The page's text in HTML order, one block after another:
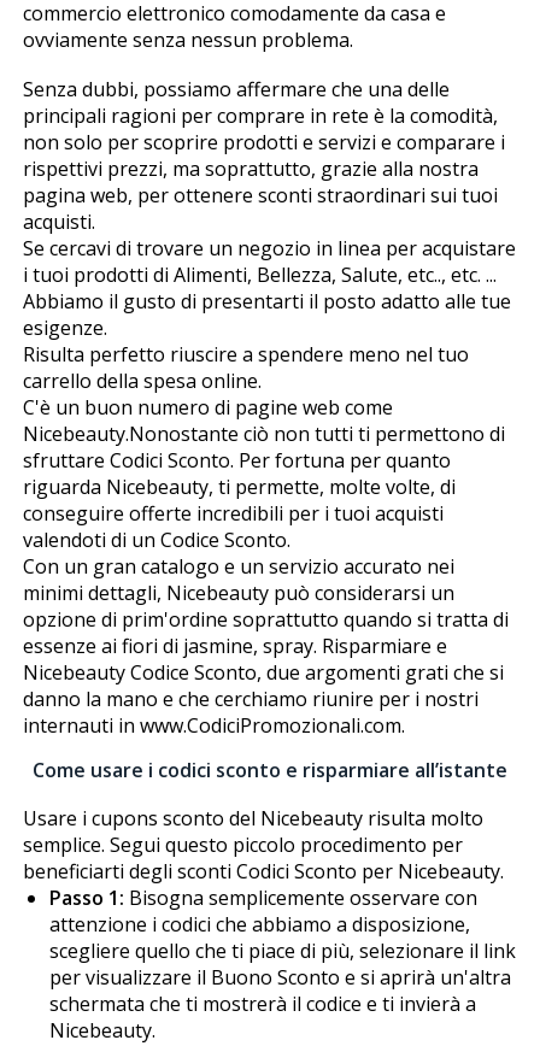
commercio elettronico comodamente da casa e
ovviamente senza nessun problema.
Senza dubbi, possiamo affermare che una delle
principali ragioni per comprare in rete è la comodità,
non solo per scoprire prodotti e servizi e comparare i
rispettivi prezzi, ma soprattutto, grazie alla nostra
pagina web, per ottenere sconti straordinari sui tuoi
acquisti.
Se cercavi di trovare un negozio in linea per acquistare
i tuoi prodotti di Alimenti, Bellezza, Salute, etc.., etc. ...
Abbiamo il gusto di presentarti il posto adatto alle tue
esigenze.
Risulta perfetto riuscire a spendere meno nel tuo
carrello della spesa online.
C'è un buon numero di pagine web come
Nicebeauty.Nonostante ciò non tutti ti permettono di
sfruttare Codici Sconto. Per fortuna per quanto
riguarda Nicebeauty, ti permette, molte volte, di
conseguire offerte incredibili per i tuoi acquisti
valendoti di un Codice Sconto.
Con un gran catalogo e un servizio accurato nei
minimi dettagli, Nicebeauty può considerarsi un
opzione di prim'ordine soprattutto quando si tratta di
essenze ai fiori di jasmine, spray. Risparmiare e
Nicebeauty Codice Sconto, due argomenti grati che si
danno la mano e che cerchiamo riunire per i nostri
internauti in www.CodiciPromozionali.com.
Come usare i codici sconto e risparmiare all’istante
Usare i cupons sconto del Nicebeauty risulta molto
semplice. Segui questo piccolo procedimento per
beneficiarti degli sconti Codici Sconto per Nicebeauty.
Passo 1: Bisogna semplicemente osservare con
attenzione i codici che abbiamo a disposizione,
scegliere quello che ti piace di più, selezionare il link
per visualizzare il Buono Sconto e si aprirà un'altra
schermata che ti mostrerà il codice e ti invierà a
Nicebeauty.